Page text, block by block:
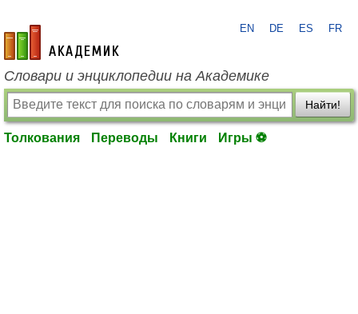
academic.ru
EN DE ES FR
Словари и энциклопедии на Академике
Найти!
Толкования Переводы Книги Игры ⚽